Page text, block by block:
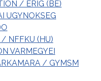
/ ERIG (BE)
UGYNOKSEG
/ NFFKU (HU)
VARMEGYEI
/ GYMSM